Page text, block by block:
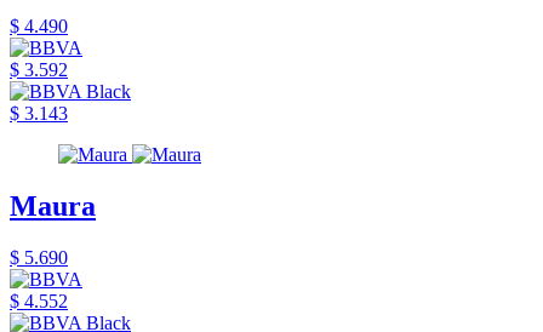
$ 4.490
$ 3.592
$ 3.143
Maura
$ 5.690
$ 4.552